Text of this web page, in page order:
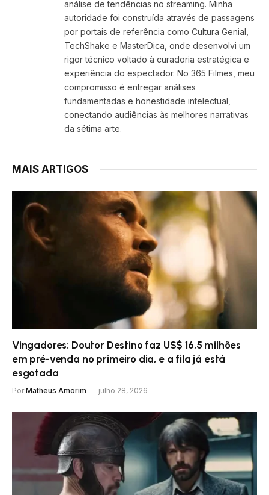
análise de tendências no streaming. Minha
autoridade foi construída através de passagens
por portais de referência como Cultura Genial,
TechShake e MasterDica, onde desenvolvi um
rigor técnico voltado à curadoria estratégica e
experiência do espectador. No 365 Filmes, meu
compromisso é entregar análises
fundamentadas e honestidade intelectual,
conectando audiências às melhores narrativas
da sétima arte.
MAIS ARTIGOS
Vingadores: Doutor Destino faz US$ 16,5 milhões
em pré-venda no primeiro dia, e a fila já está
esgotada
Por Matheus Amorim julho 28, 2026